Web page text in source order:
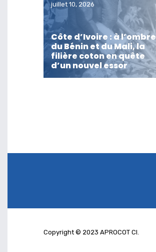
juillet 10, 2026
Côte d’Ivoire : à l’ombre
du Bénin et du Mali, la
filière coton en quête
d’un nouvel essor
Copyright © 2023 APROCOT CI.